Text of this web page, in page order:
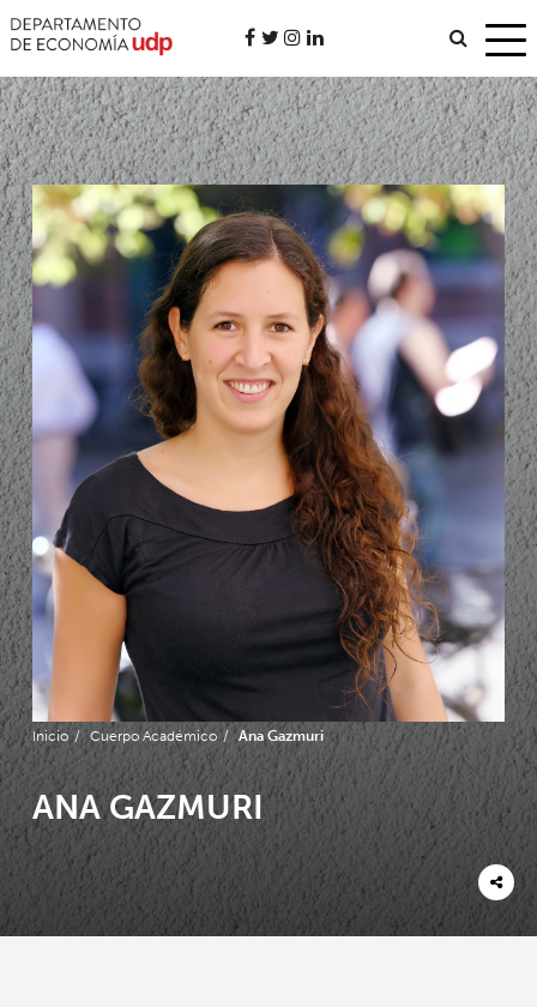
Inicio / Cuerpo Académico / Ana Gazmuri
ANA GAZMURI